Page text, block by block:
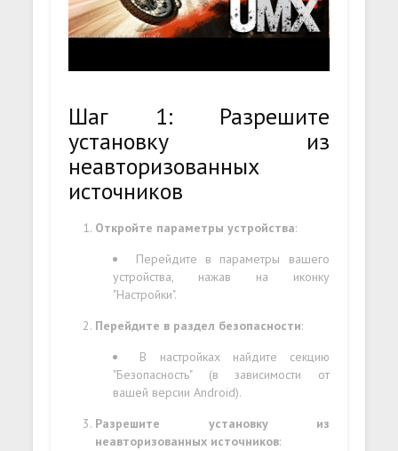
Шаг 1: Разрешите
установку из
неавторизованных
источников
Откройте параметры устройства:
Перейдите в параметры вашего
устройства, нажав на иконку
"Настройки".
Перейдите в раздел безопасности:
В настройках найдите секцию
"Безопасность" (в зависимости от
вашей версии Android).
Разрешите установку из
неавторизованных источников: